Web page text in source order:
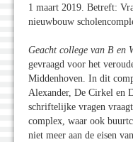
1 maart 2019. Betreft:
nieuwbouw
Geacht college van B en
gevraagd voor het
Middenhoven. In dit
Alexander, De Cirkel en
schriftelijke vragen
complex, waar ook
niet meer aan de eisen